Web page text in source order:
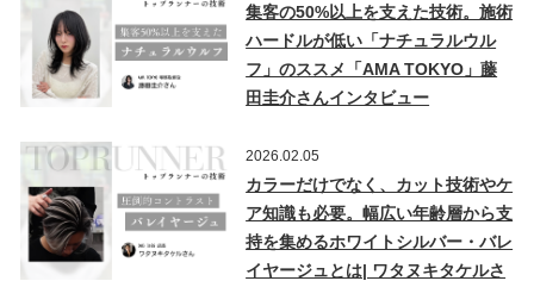
集客の50%以上を支えた技術。施術
ハードルが低い「ナチュラルウル
フ」のススメ「AMA TOKYO」藤
田圭介さんインタビュー
2026.02.05
カラーだけでなく、カット技術やケ
ア知識も必要。幅広い年齢層から支
持を集めるホワイトシルバー・バレ
イヤージュとは| ワタヌキタケルさ